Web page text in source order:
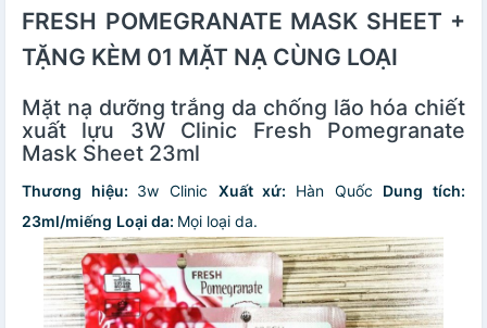
FRESH POMEGRANATE MASK SHEET +
TẶNG KÈM 01 MẶT NẠ CÙNG LOẠI
Mặt nạ dưỡng trắng da chống lão hóa chiết
xuất lựu 3W Clinic Fresh Pomegranate
Mask Sheet 23ml
Thương hiệu: 3w Clinic Xuất xứ: Hàn Quốc
Dung tích:
23ml/miếng Loại da: Mọi loại da.